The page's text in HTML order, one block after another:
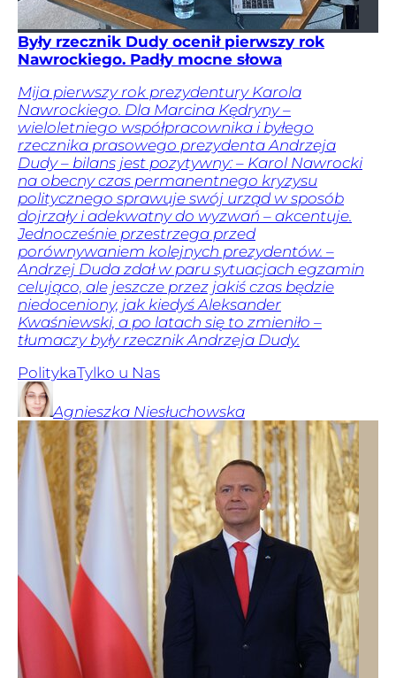
Były rzecznik Dudy ocenił pierwszy rok
Nawrockiego. Padły mocne słowa
Mija pierwszy rok prezydentury Karola
Nawrockiego. Dla Marcina Kędryny –
wieloletniego współpracownika i byłego
rzecznika prasowego prezydenta Andrzeja
Dudy – bilans jest pozytywny: – Karol Nawrocki
na obecny czas permanentnego kryzysu
politycznego sprawuje swój urząd w sposób
dojrzały i adekwatny do wyzwań – akcentuje.
Jednocześnie przestrzega przed
porównywaniem kolejnych prezydentów. –
Andrzej Duda zdał w paru sytuacjach egzamin
celująco, ale jeszcze przez jakiś czas będzie
niedoceniony, jak kiedyś Aleksander
Kwaśniewski, a po latach się to zmieniło –
tłumaczy były rzecznik Andrzeja Dudy.
PolitykaTylko u Nas
Agnieszka Niesłuchowska